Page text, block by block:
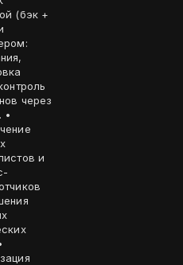
(бэк +
через
•
и